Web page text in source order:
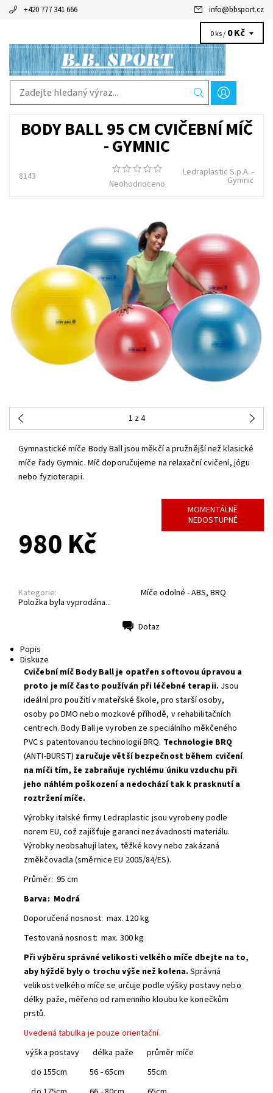
+420 777 341 666 info@bbsport.cz
0 ks / 0 Kč
BODY BALL 95 CM CVIČEBNÍ MÍČ
- GYMNIC
8143
Neohodnoceno
Ledraplastic S.p.A. -
Gymnic
1 z 4
Gymnastické míče Body Ball jsou měkčí a pružnější než klasické
míče řady Gymnic. Míč doporučujeme na relaxační cvičení, jógu
nebo fyzioterapii.
MOMENTÁLNĚ
NEDOSTUPNÉ
980 Kč
Kategorie:
Míče odolné - ABS, BRQ
Položka byla vyprodána...
Dotaz
Popis
Diskuze
Cvičební míč Body Ball je opatřen softovou úpravou a
proto je míč často používán při léčebné terapii. Jsou
ideální pro použití v mateřské škole, pro starší osoby,
osoby po DMO nebo mozkové příhodě, v rehabilitačních
centrech. Body Ball je vyroben ze speciálního měkčeného
PVC s patentovanou technologií BRQ. Technologie BRQ
(ANTI-BURST) zaručuje větší bezpečnost během cvičení
na míči tím, že zabraňuje rychlému úniku vzduchu při
jeho náhlém poškození a nedochází tak k prasknutí a
roztržení míče.
Výrobky italské firmy Ledraplastic jsou vyrobeny podle
norem EU, což zajišťuje garanci nezávadnosti materiálu.
Výrobky neobsahují latex, těžké kovy nebo zakázaná
změkčovadla (směrnice EU 2005/84/ES).
Průměr: 95 cm
Barva: Modrá
Doporučená nosnost: max. 120 kg
Testovaná nosnost: max. 300 kg
Při výběru správné velikosti velkého míče dbejte na to,
aby hýždě byly o trochu výše než kolena. Správná
velikost velkého míče se určuje podle výšky postavy nebo
délky paže, měřeno od ramenního kloubu ke konečkům
prstů.
Uvedená tabulka je pouze orientační.
výška postavy délka paže průměr míče
do 155cm 56 - 65cm 55cm